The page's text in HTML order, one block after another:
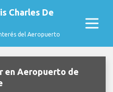
Charles De
del Aeropuerto
en Aeropuerto de